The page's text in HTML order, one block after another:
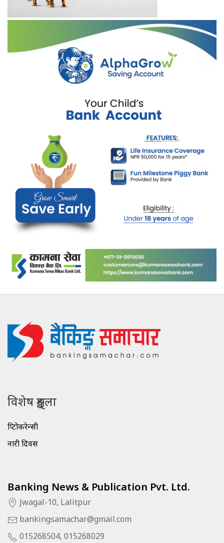
विशेष शृङ्खला
क्रिप्टोकरेन्सी
नारी दिवस
Banking News & Publication Pvt. Ltd.
Jwagal-10, Lalitpur
bankingsamachar@gmail.com
015268504, 015268029